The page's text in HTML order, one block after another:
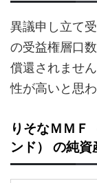
異議申し立て
の受益権層口
償還されませ
性が高いと思わ
りそなＭＭＦ
ンド） の純資